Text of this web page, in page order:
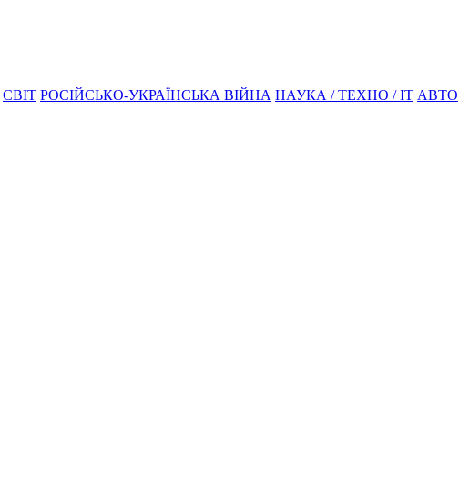
СВІТ РОСІЙСЬКО-УКРАЇНСЬКА ВІЙНА НАУКА / ТЕХНО / IT АВТО